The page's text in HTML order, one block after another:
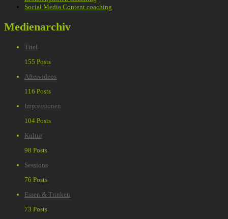
Social Media Content coaching
Medienarchiv
Titel
155 Posts
Aftervideos
116 Posts
Impressionen
104 Posts
Kultur
98 Posts
Sessions
76 Posts
Essen & Trinken
73 Posts